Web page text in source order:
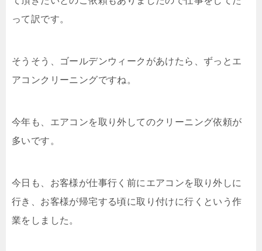
って訳です。
そうそう、ゴールデンウィークがあけたら、ずっとエ
アコンクリーニングですね。
今年も、エアコンを取り外してのクリーニング依頼が
多いです。
今日も、お客様が仕事行く前にエアコンを取り外しに
行き、お客様が帰宅する頃に取り付けに行くという作
業をしました。